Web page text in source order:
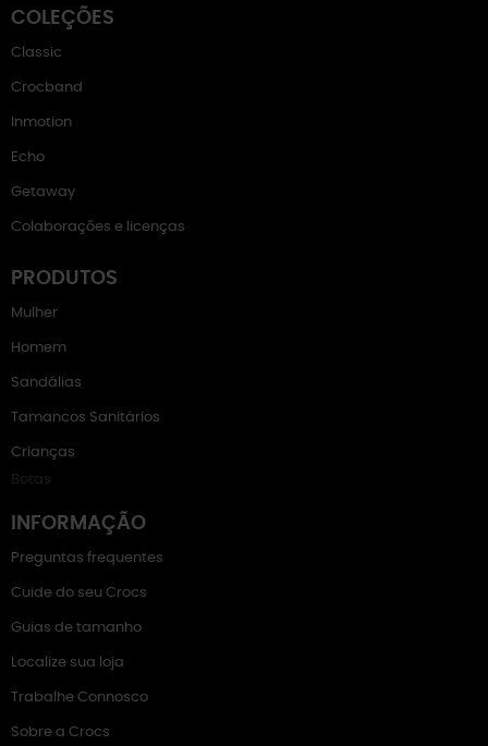
COLEÇÕES
Classic
Crocband
Inmotion
Echo
Getaway
Colaborações e licenças
PRODUTOS
Mulher
Homem
Sandálias
Tamancos Sanitários
Crianças
Botas
INFORMAÇÃO
Preguntas frequentes
Cuide do seu Crocs
Guias de tamanho
Localize sua loja
Trabalhe Connosco
Sobre a Crocs